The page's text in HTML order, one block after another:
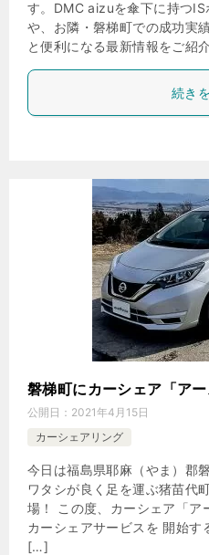
す。DMC aizuを傘下に持つ
や、お隣・磐梯町での成功実
と便利になる最新情報をご紹
続き
磐梯町にカーシェア「アー
公開日： 2021年4月15日
カーシェアリング
今日は福島県耶麻（やま）郡
ワタシが良く足を運ぶ猪苗代
場！ この度、カーシェア「ア
カーシェアサービスを 開始
[…]